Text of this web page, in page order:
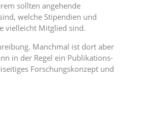
sollten angehende
welche Stipendien und
vielleicht Mitglied sind.
Manchmal ist dort aber
in der Regel ein Publikations-
Forschungskonzept und